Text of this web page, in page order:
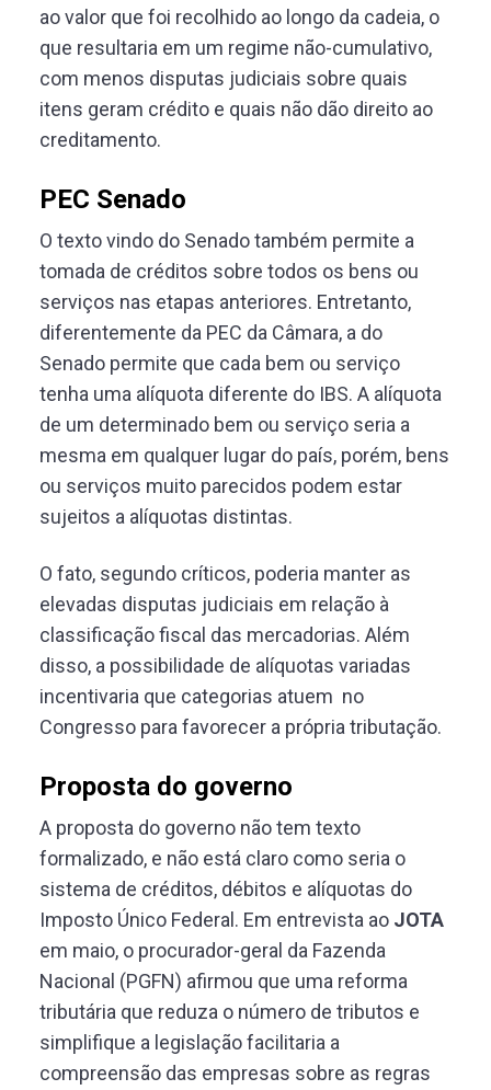
ao valor que foi recolhido ao longo da cadeia, o
que resultaria em um regime não-cumulativo,
com menos disputas judiciais sobre quais
itens geram crédito e quais não dão direito ao
creditamento.
PEC Senado
O texto vindo do Senado também permite a
tomada de créditos sobre todos os bens ou
serviços nas etapas anteriores. Entretanto,
diferentemente da PEC da Câmara, a do
Senado permite que cada bem ou serviço
tenha uma alíquota diferente do IBS. A alíquota
de um determinado bem ou serviço seria a
mesma em qualquer lugar do país, porém, bens
ou serviços muito parecidos podem estar
sujeitos a alíquotas distintas.
O fato, segundo críticos, poderia manter as
elevadas disputas judiciais em relação à
classificação fiscal das mercadorias. Além
disso, a possibilidade de alíquotas variadas
incentivaria que categorias atuem no
Congresso para favorecer a própria tributação.
Proposta do governo
A proposta do governo não tem texto
formalizado, e não está claro como seria o
sistema de créditos, débitos e alíquotas do
Imposto Único Federal. Em entrevista ao JOTA
em maio, o procurador-geral da Fazenda
Nacional (PGFN) afirmou que uma reforma
tributária que reduza o número de tributos e
simplifique a legislação facilitaria a
compreensão das empresas sobre as regras